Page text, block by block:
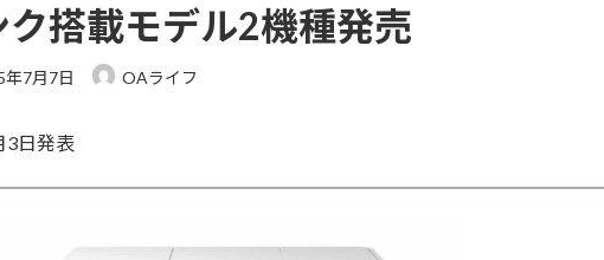
ク搭載モデル2機種発売
年7月7日 OAライフ
日発表